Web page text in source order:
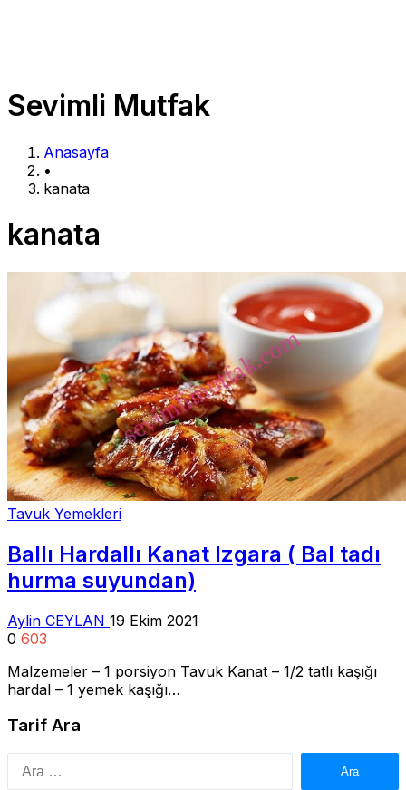
Sevimli Mutfak
Anasayfa
•
kanata
kanata
Tavuk Yemekleri
Ballı Hardallı Kanat Izgara ( Bal tadı
hurma suyundan)
Aylin CEYLAN 19 Ekim 2021
0 603
Malzemeler – 1 porsiyon Tavuk Kanat – 1/2 tatlı kaşığı
hardal – 1 yemek kaşığı…
Tarif Ara